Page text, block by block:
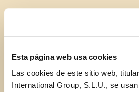
Esta página web usa cookies
Las cookies de este sitio web,
International Group, S.L.U., se
Chives
2.8 oz STAR stuffed olives